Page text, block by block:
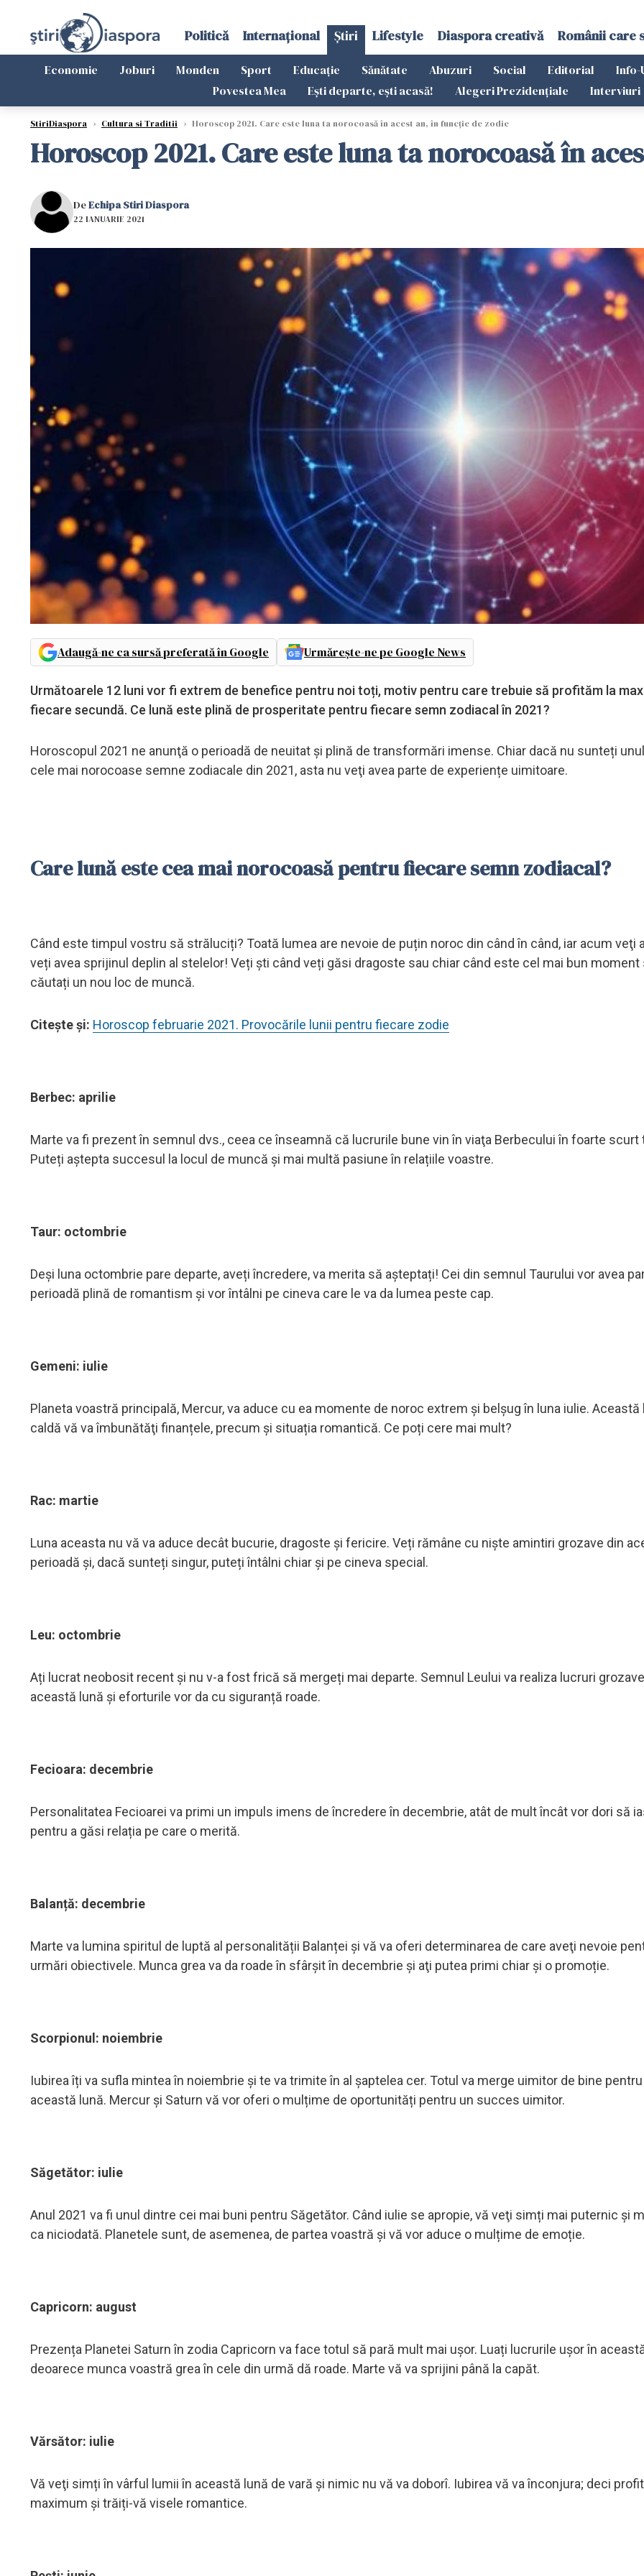
Politică Internațional Știri Lifestyle Diaspora creativă Românii care
Economie Joburi Monden Sport Educație Sănătate Abuzuri Social Editorial Info-
Povestea Mea
Ești departe, ești acasă! Alegeri Prezidențiale Interviuri
StiriDiaspora › Cultura si Traditii › Horoscop 2021. Care este luna ta norocoasă în acest an, în funcţie de zodie
Horoscop 2021. Care este luna ta norocoasă în
DeEchipa Stiri Diaspora
22 IANUARIE 2021
Adaugă-ne ca sursă preferată în Google Urmărește-ne pe Google News
Următoarele 12 luni vor fi extrem de benefice pentru noi toți, motiv pentru care trebuie să profităm la
fiecare secundă. Ce lună este plină de prosperitate pentru fiecare semn zodiacal în 2021?
Horoscopul 2021 ne anunţă o perioadă de neuitat și plină de transformări imense. Chiar dacă nu sunteți
cele mai norocoase semne zodiacale din 2021, asta nu veţi avea parte de experiențe uimitoare.
Care lună este cea mai norocoasă pentru fiecare semn zodiacal?
Când este timpul vostru să străluciți? Toată lumea are nevoie de puțin noroc din când în când, iar acum veţi
veți avea sprijinul deplin al stelelor! Veți ști când veți găsi dragoste sau chiar când este cel mai bun moment
căutați un nou loc de muncă.
Citeşte şi: Horoscop februarie 2021. Provocările lunii pentru fiecare zodie
Berbec: aprilie
Marte va fi prezent în semnul dvs., ceea ce înseamnă că lucrurile bune vin în viaţa Berbecului în foarte scurt
Puteți aștepta succesul la locul de muncă și mai multă pasiune în relațiile voastre.
Taur: octombrie
Deși luna octombrie pare departe, aveți încredere, va merita să așteptați! Cei din semnul Taurului vor avea
perioadă plină de romantism şi vor întâlni pe cineva care le va da lumea peste cap.
Gemeni: iulie
Planeta voastră principală, Mercur, va aduce cu ea momente de noroc extrem și belşug în luna iulie. Această
caldă vă va îmbunătăţi finanțele, precum și situația romantică. Ce poți cere mai mult?
Rac: martie
Luna aceasta nu vă va aduce decât bucurie, dragoste și fericire. Veți rămâne cu niște amintiri grozave din
perioadă și, dacă sunteți singur, puteți întâlni chiar și pe cineva special.
Leu: octombrie
Ați lucrat neobosit recent și nu v-a fost frică să mergeți mai departe. Semnul Leului va realiza lucruri
această lună și eforturile vor da cu siguranță roade.
Fecioara: decembrie
Personalitatea Fecioarei va primi un impuls imens de încredere în decembrie, atât de mult încât vor dori să
pentru a găsi relația pe care o merită.
Balanță: decembrie
Marte va lumina spiritul de luptă al personalității Balanței și vă va oferi determinarea de care aveţi nevoie
urmări obiectivele. Munca grea va da roade în sfârșit în decembrie și aţi putea primi chiar și o promoție.
Scorpionul: noiembrie
Iubirea îți va sufla mintea în noiembrie și te va trimite în al șaptelea cer. Totul va merge uimitor de bine
această lună. Mercur și Saturn vă vor oferi o mulțime de oportunități pentru un succes uimitor.
Săgetător: iulie
Anul 2021 va fi unul dintre cei mai buni pentru Săgetător. Când iulie se apropie, vă veţi simți mai puternic și
ca niciodată. Planetele sunt, de asemenea, de partea voastră şi vă vor aduce o mulțime de emoție.
Capricorn: august
Prezența Planetei Saturn în zodia Capricorn va face totul să pară mult mai ușor. Luați lucrurile ușor în
deoarece munca voastră grea în cele din urmă dă roade. Marte vă va sprijini până la capăt.
Vărsător: iulie
Vă veţi simți în vârful lumii în această lună de vară și nimic nu vă va doborî. Iubirea vă va înconjura; deci
maximum și trăiți-vă visele romantice.